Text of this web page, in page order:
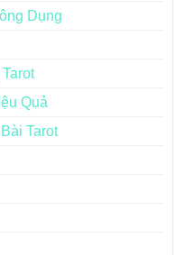
Dụng
Quả
Tarot